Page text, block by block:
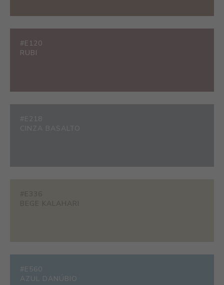
#E120
RUBI
#E218
CINZA BASALTO
#E336
BEGE KALAHARI
#E560
AZUL DANÚBIO